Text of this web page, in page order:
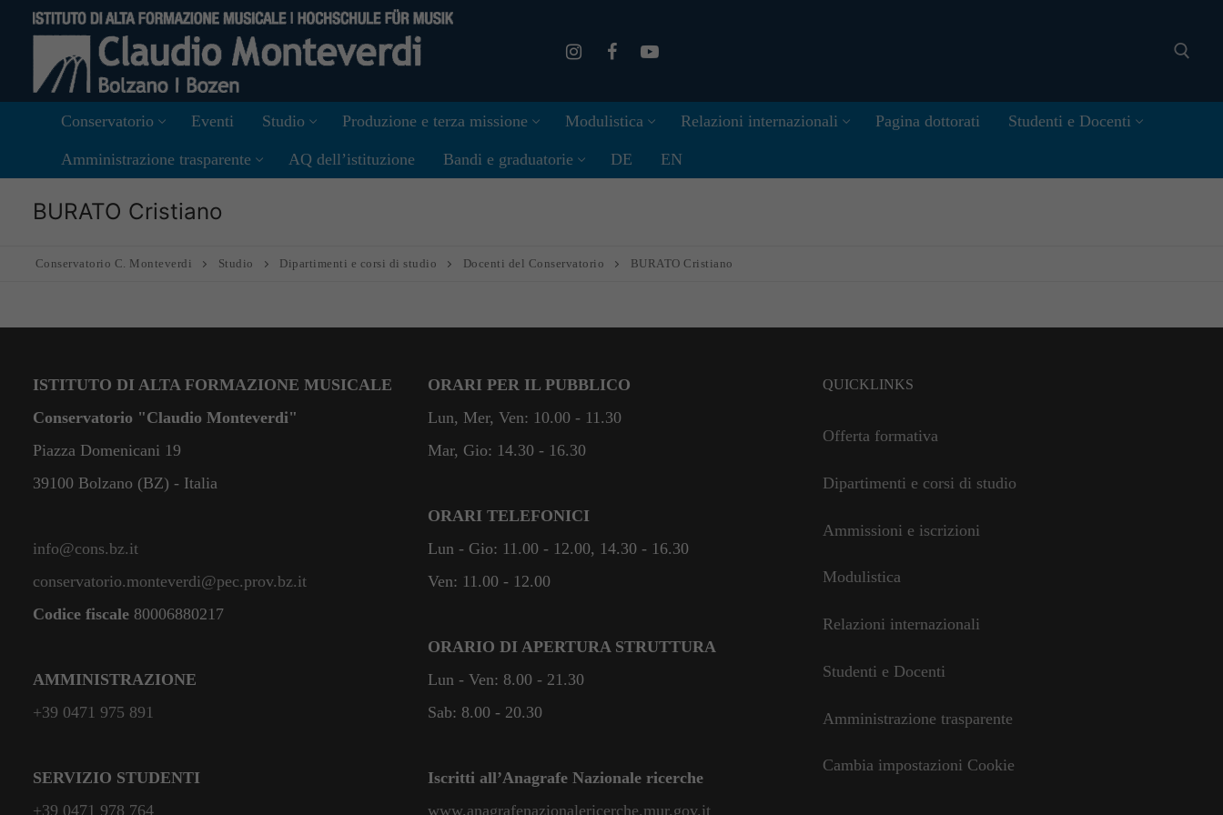
contenuto
Cerca:
Conservatorio Eventi Studio Produzione e terza missione Modulistica Relazioni internazionali Pagina dottorati Studenti e Docenti
Amministrazione trasparente AQ dell’istituzione Bandi e graduatorie DE EN
BURATO Cristiano
Conservatorio C. Monteverdi Studio Dipartimenti e corsi di studio Docenti del Conservatorio BURATO Cristiano
ISTITUTO DI ALTA FORMAZIONE MUSICALE
Conservatorio "Claudio Monteverdi"
Piazza Domenicani 19
39100 Bolzano (BZ) - Italia
info@cons.bz.it
conservatorio.monteverdi@pec.prov.bz.it
Codice fiscale 80006880217
AMMINISTRAZIONE
+39 0471 975 891
SERVIZIO STUDENTI
+39 0471 978 764
ORARI PER IL PUBBLICO
Lun, Mer, Ven: 10.00 - 11.30
Mar, Gio: 14.30 - 16.30
ORARI TELEFONICI
Lun - Gio: 11.00 - 12.00, 14.30 - 16.30
Ven: 11.00 - 12.00
ORARIO DI APERTURA STRUTTURA
Lun - Ven: 8.00 - 21.30
Sab: 8.00 - 20.30
Iscritti all’Anagrafe Nazionale ricerche
www.anagrafenazionalericerche.mur.gov.it
QUICKLINKS
Offerta formativa
Dipartimenti e corsi di studio
Ammissioni e iscrizioni
Modulistica
Relazioni internazionali
Studenti e Docenti
Amministrazione trasparente
Cambia impostazioni Cookie